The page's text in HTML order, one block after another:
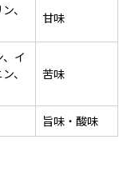
、
甘味
イ
、
苦味
旨味・酸味